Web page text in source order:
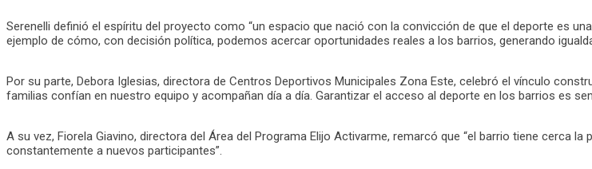
Serenelli definió el espíritu del proyecto como “un espacio que nació con la convicción de que el deporte es
ejemplo de cómo, con decisión política, podemos acercar oportunidades reales a los barrios, generando
Por su parte, Debora Iglesias, directora de Centros Deportivos Municipales Zona Este, celebró el vínculo
familias confían en nuestro equipo y acompañan día a día. Garantizar el acceso al deporte en los barrios es
A su vez, Fiorela Giavino, directora del Área del Programa Elijo Activarme, remarcó que “el barrio tiene cerca
constantemente a nuevos participantes”.